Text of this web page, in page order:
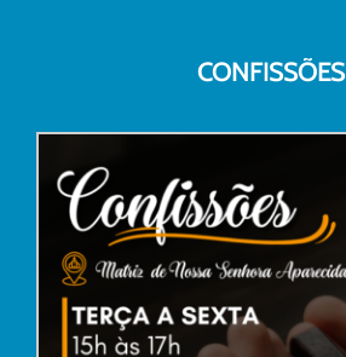
CONFISSÕES